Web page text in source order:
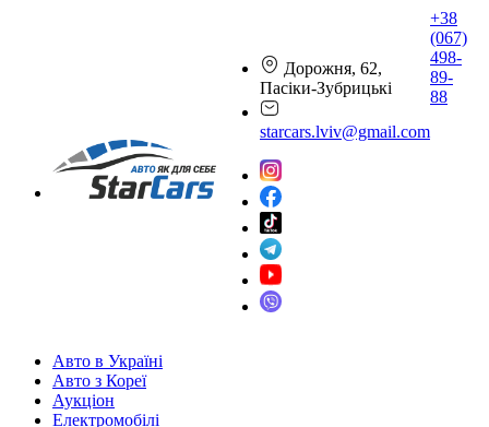
Дорожня, 62,
Пасіки-Зубрицькі
starcars.lviv@gmail.com
+38
(067)
498-
89-
88
Авто в Україні
Авто з Кореї
Аукціон
Електромобілі